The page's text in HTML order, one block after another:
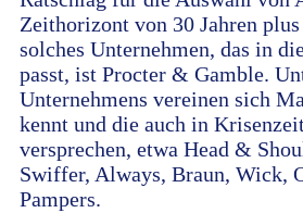
Zeithorizont von 30 Jahren
solches Unternehmen, das in
passt, ist Procter & Gamble.
Unternehmens vereinen sich
kennt und die auch in
versprechen, etwa Head &
Swiffer, Always, Braun, Wick,
Pampers.